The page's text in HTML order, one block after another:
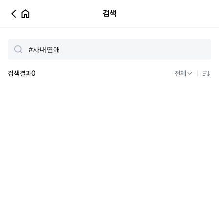
검색
검색결과0 전체